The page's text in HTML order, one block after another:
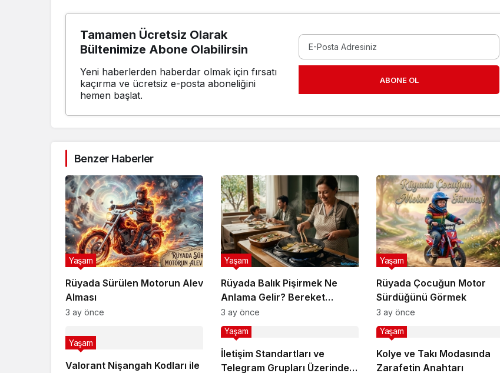
Tamamen Ücretsiz Olarak
Bültenimize Abone Olabilirsin
Yeni haberlerden haberdar olmak için fırsatı
kaçırma ve ücretsiz e-posta aboneliğini
hemen başlat.
ABONE OL
Benzer Haberler
Rüyada Sürülen Motorun Alev
Alması
Yaşam
3 ay önce
Rüyada Balık Pişirmek Ne
Anlama Gelir? Bereket
Kapıda mı?
Yaşam
3 ay önce
Rüyada Çocuğun Motor
Sürdüğünü Görmek
Yaşam
3 ay önce
Valorant Nişangah Kodları ile
Yaşam
İletişim Standartları ve
Telegram Grupları Üzerindeki
Yaşam
Kolye ve Takı Modasında
Zarafetin Anahtarı
Yaşam